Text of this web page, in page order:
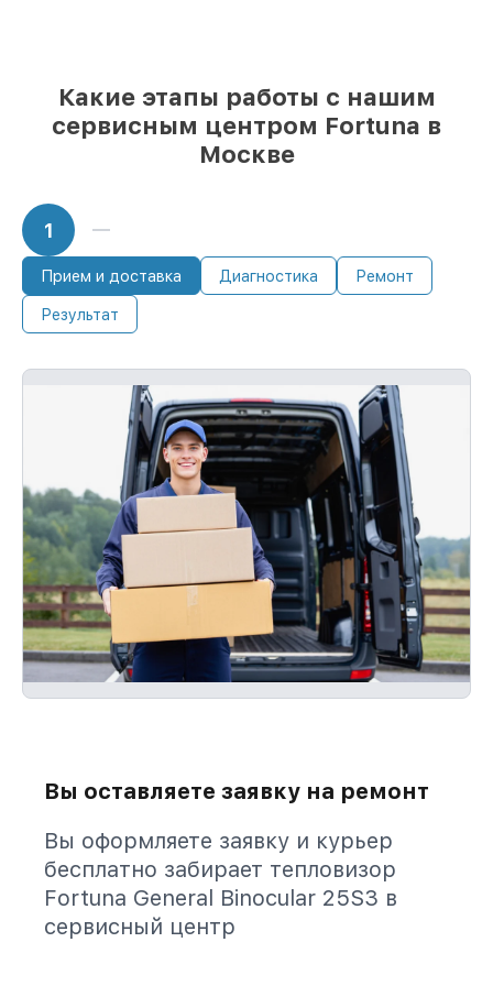
Какие этапы работы с нашим
сервисным центром Fortuna в
Москве
1
Прием и доставка Диагностика Ремонт
Результат
Вы оставляете заявку на ремонт
Вы оформляете заявку и курьер
бесплатно забирает тепловизор
Fortuna General Binocular 25S3 в
сервисный центр